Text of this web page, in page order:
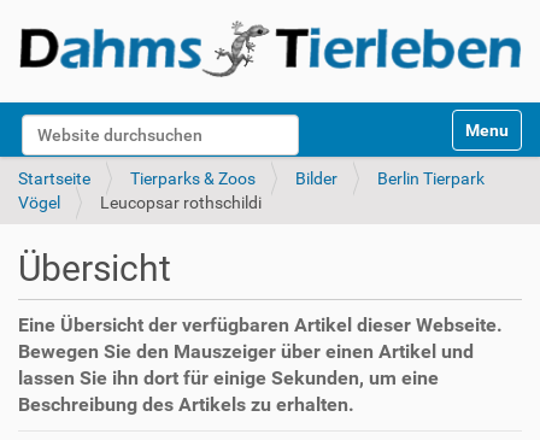
Website durchsuchen
k
Toggle
Startseite Tierparks & Zoos Bilder
Berlin Tierpark
Vögel
Leucopsar rothschildi
Übersicht
Eine Übersicht der verfügbaren Artikel dieser Webseite.
Bewegen Sie den Mauszeiger über einen Artikel und
lassen Sie ihn dort für einige Sekunden, um eine
Beschreibung des Artikels zu erhalten.